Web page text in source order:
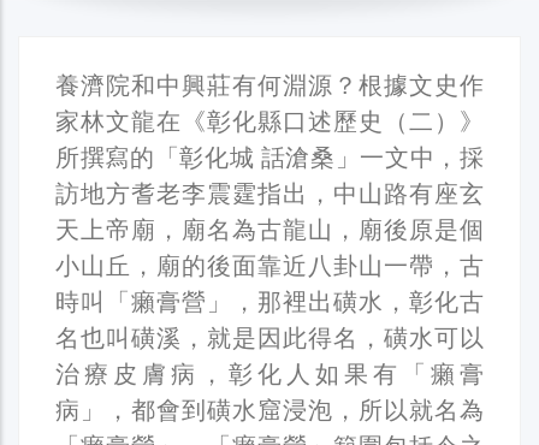
養濟院和中興莊有何淵源？根據文史作
家林文龍在《彰化縣口述歷史（二）》
所撰寫的「彰化城 話滄桑」一文中，採
訪地方耆老李震霆指出，中山路有座玄
天上帝廟，廟名為古龍山，廟後原是個
小山丘，廟的後面靠近八卦山一帶，古
時叫「癩膏營」，那裡出磺水，彰化古
名也叫磺溪，就是因此得名，磺水可以
治療皮膚病，彰化人如果有「癩膏
病」，都會到磺水窟浸泡，所以就名為